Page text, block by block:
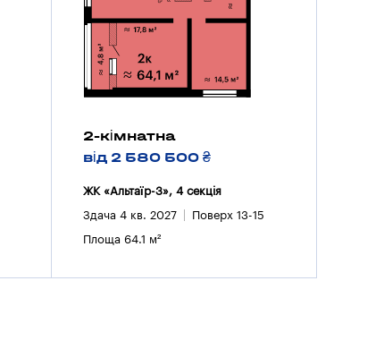
2-кімнатна
від 2 580 500 ₴
ЖК «Альтаїр-3», 4 секцiя
Здача 4 кв. 2027 Поверх 13-15
Площа 64.1 м²